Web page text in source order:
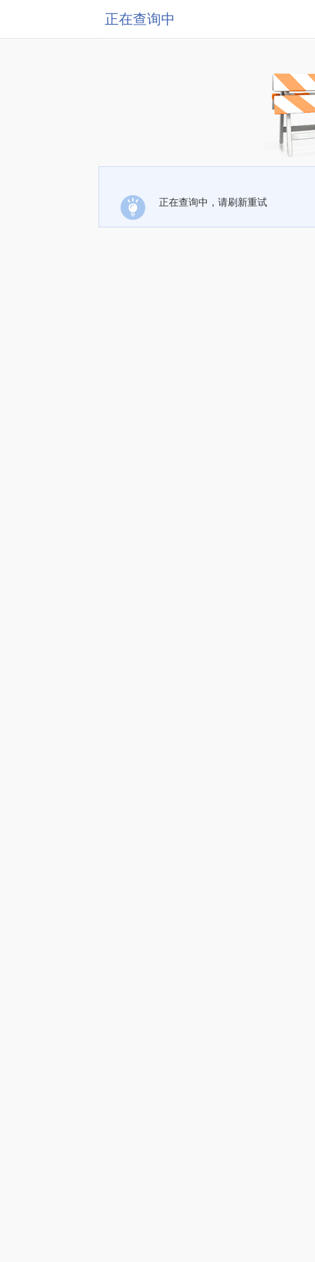
正在查询中
正在查询中，请刷新重试